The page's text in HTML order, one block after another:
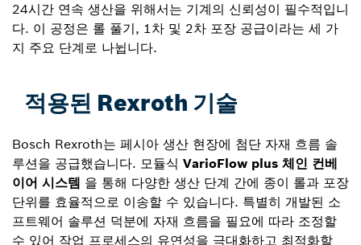
24시간 연속 생산을 위해서는 기계의 신뢰성이 필수적입니
다. 이 공정은 롤 풀기, 1차 및 2차 포장 공급이라는 세 가
지 주요 단계로 나뉩니다.
적용된 Rexroth 기술
Bosch Rexroth는 페시아 생산 현장에 첨단 자재 흐름 솔
루션을 공급했습니다. 모듈식 VarioFlow plus 체인 컨베
이어 시스템 을 통해 다양한 생산 단계 간에 종이 롤과 포장
단위를 효율적으로 이송할 수 있습니다. 특별히 개발된 소
프트웨어 솔루션 덕분에 자재 흐름을 필요에 따라 조정할
수 있어 작업 프로세스의 유연성을 극대화하고 최적화할